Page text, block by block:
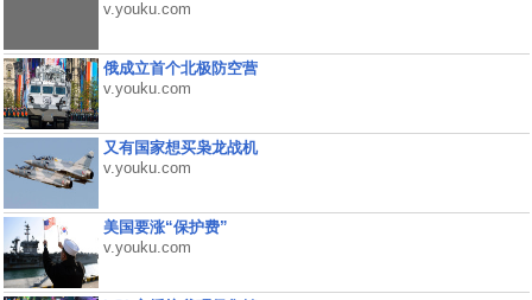
v.youku.com
俄成立首个北极防空营
v.youku.com
又有国家想买枭龙战机
v.youku.com
美国要涨“保护费”
v.youku.com